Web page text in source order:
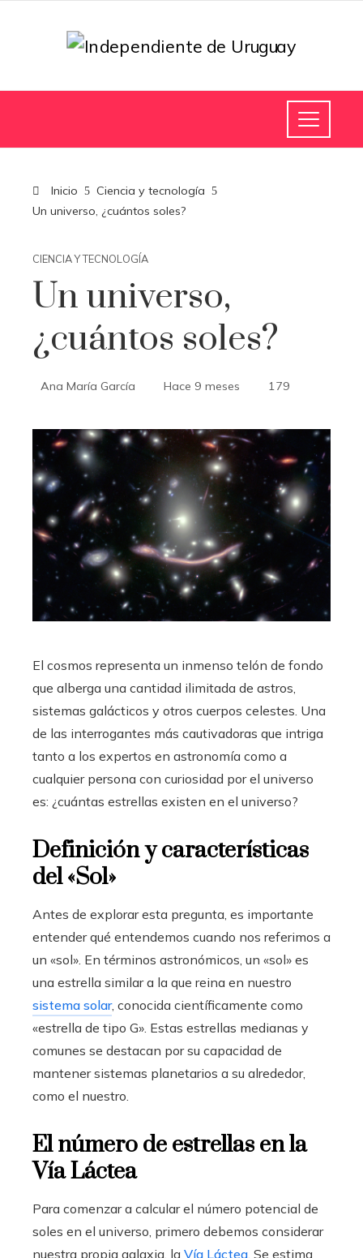
Inicio
Ciencia y tecnología
Un universo, ¿cuántos soles?
CIENCIA Y TECNOLOGÍA
Un universo,
¿cuántos soles?
Ana María García Hace 9 meses 179
El cosmos representa un inmenso telón de fondo
que alberga una cantidad ilimitada de astros,
sistemas galácticos y otros cuerpos celestes. Una
de las interrogantes más cautivadoras que intriga
tanto a los expertos en astronomía como a
cualquier persona con curiosidad por el universo
es: ¿cuántas estrellas existen en el universo?
Definición y características
del «Sol»
Antes de explorar esta pregunta, es importante
entender qué entendemos cuando nos referimos a
un «sol». En términos astronómicos, un «sol» es
una estrella similar a la que reina en nuestro
sistema solar, conocida científicamente como
«estrella de tipo G». Estas estrellas medianas y
comunes se destacan por su capacidad de
mantener sistemas planetarios a su alrededor,
como el nuestro.
El número de estrellas en la
Vía Láctea
Para comenzar a calcular el número potencial de
soles en el universo, primero debemos considerar
nuestra propia galaxia, la Vía Láctea. Se estima